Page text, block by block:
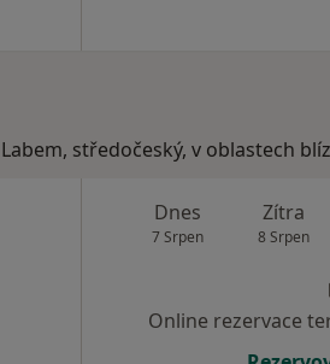
středočeský, v oblastech
Dnes
7 Srpen
Zítra
8 Srpen
Online rezervace